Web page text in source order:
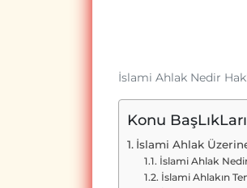
İslami Ahlak Nedir
Konu
İslami Ahlak
İslami Ahlak
İslami Ahlakın